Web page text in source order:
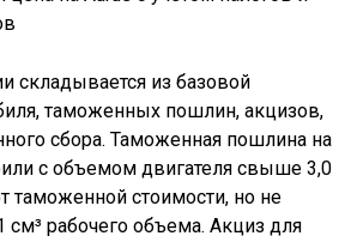
складывается из базовой
таможенных пошлин, акцизов,
сбора. Таможенная пошлина на
с объемом двигателя свыше 3,0
таможенной стоимости, но не
см³ рабочего объема. Акциз для